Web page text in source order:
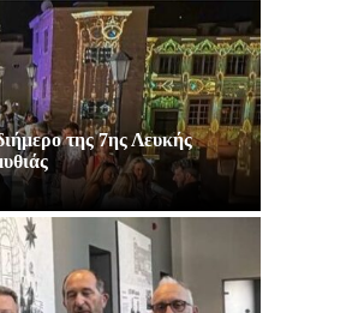
της 7ης Λευκής